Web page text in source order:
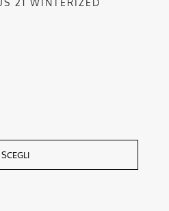
21 WINTERIZED
SCEGLI